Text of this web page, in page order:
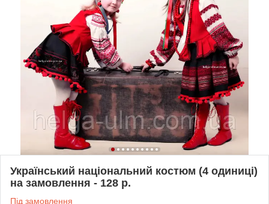
Український національний костюм (4 одиниці)
на замовлення - 128 р.
Під замовлення